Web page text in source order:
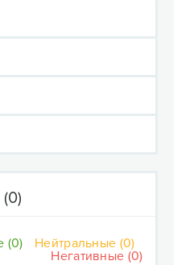
(0)
(0)
Нейтральные (0)
Негативные (0)